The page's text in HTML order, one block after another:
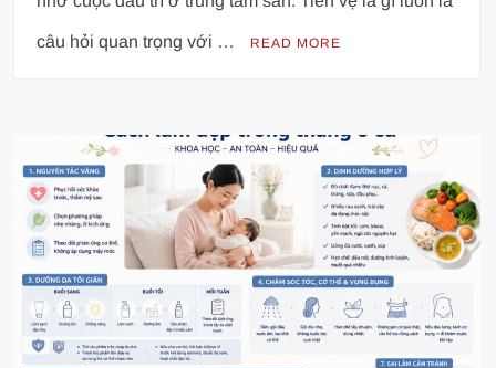
câu hỏi quan trọng với … READ MORE